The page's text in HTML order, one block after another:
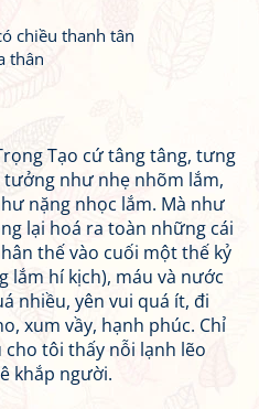
chiều thanh tân
thân
Tạo cứ tâng tâng, tưng
như nhẹ nhõm lắm,
nặng nhọc lắm. Mà như
lại hoá ra toàn những cái
thế vào cuối một thế kỷ
lắm hí kịch), máu và nước
nhiều, yên vui quá ít, đi
xum vầy, hạnh phúc. Chỉ
tôi thấy nỗi lạnh lẽo
khắp người.